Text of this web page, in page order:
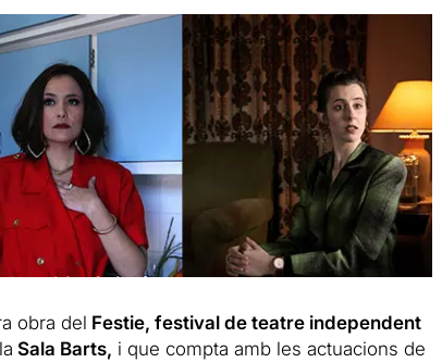
obra del Festie, festival de teatre independent
Sala Barts, i que compta amb les actuacions de